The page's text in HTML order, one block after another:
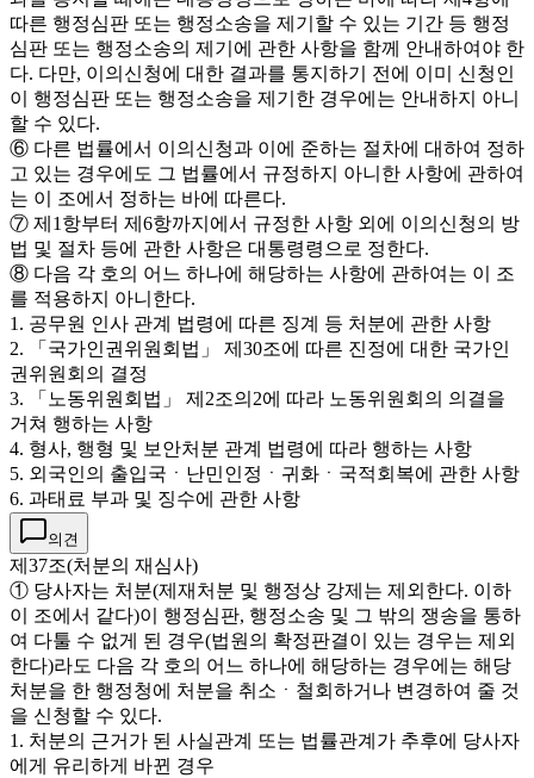
따른 행정심판 또는 행정소송을 제기할 수 있는 기간 등 행정
심판 또는 행정소송의 제기에 관한 사항을 함께 안내하여야 한
다. 다만, 이의신청에 대한 결과를 통지하기 전에 이미 신청인
이 행정심판 또는 행정소송을 제기한 경우에는 안내하지 아니
할 수 있다.
⑥ 다른 법률에서 이의신청과 이에 준하는 절차에 대하여 정하
고 있는 경우에도 그 법률에서 규정하지 아니한 사항에 관하여
는 이 조에서 정하는 바에 따른다.
⑦ 제1항부터 제6항까지에서 규정한 사항 외에 이의신청의 방
법 및 절차 등에 관한 사항은 대통령령으로 정한다.
⑧ 다음 각 호의 어느 하나에 해당하는 사항에 관하여는 이 조
를 적용하지 아니한다.
1. 공무원 인사 관계 법령에 따른 징계 등 처분에 관한 사항
2. 「국가인권위원회법」 제30조에 따른 진정에 대한 국가인
권위원회의 결정
3. 「노동위원회법」 제2조의2에 따라 노동위원회의 의결을
거쳐 행하는 사항
4. 형사, 행형 및 보안처분 관계 법령에 따라 행하는 사항
5. 외국인의 출입국ㆍ난민인정ㆍ귀화ㆍ국적회복에 관한 사항
6. 과태료 부과 및 징수에 관한 사항
의견
제37조(처분의 재심사)
① 당사자는 처분(제재처분 및 행정상 강제는 제외한다. 이하
이 조에서 같다)이 행정심판, 행정소송 및 그 밖의 쟁송을 통하
여 다툴 수 없게 된 경우(법원의 확정판결이 있는 경우는 제외
한다)라도 다음 각 호의 어느 하나에 해당하는 경우에는 해당
처분을 한 행정청에 처분을 취소ㆍ철회하거나 변경하여 줄 것
을 신청할 수 있다.
1. 처분의 근거가 된 사실관계 또는 법률관계가 추후에 당사자
에게 유리하게 바뀐 경우